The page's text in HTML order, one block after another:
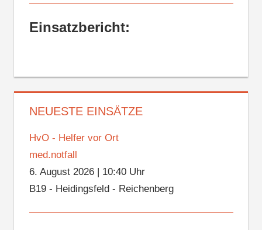
Einsatzbericht:
NEUESTE EINSÄTZE
HvO - Helfer vor Ort
med.notfall
6. August 2026| 10:40 Uhr
B19 - Heidingsfeld - Reichenberg